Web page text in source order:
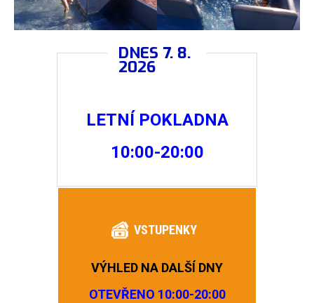
DNES 7. 8.
2026
LETNÍ POKLADNA
10:00-20:00
VSTUPENKY
VÝHLED NA DALŠÍ DNY
OTEVŘENO 10:00-20:00